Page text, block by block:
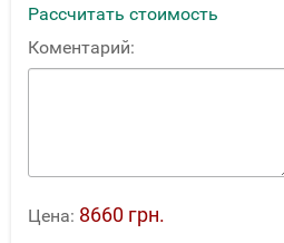
Рассчитать стоимость
Коментарий:
Цена: 8660 грн.